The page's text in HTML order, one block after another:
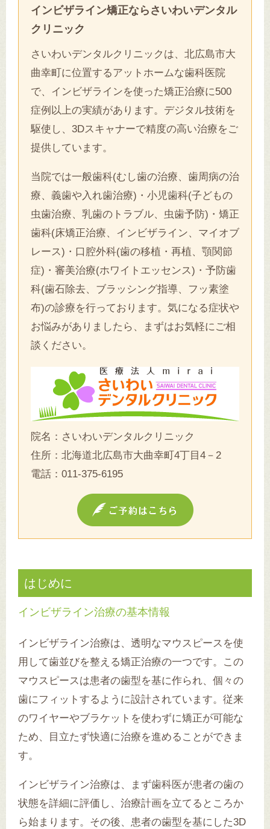
インビザライン矯正ならさいわいデンタル
クリニック
さいわいデンタルクリニックは、北広島市大
曲幸町に位置するアットホームな歯科医院
で、インビザラインを使った矯正治療に500
症例以上の実績があります。デジタル技術を
駆使し、3Dスキャナーで精度の高い治療をご
提供しています。
当院では一般歯科(むし歯の治療、歯周病の治
療、義歯や入れ歯治療)・小児歯科(子どもの
虫歯治療、乳歯のトラブル、虫歯予防)・矯正
歯科(床矯正治療、インビザライン、マイオブ
レース)・口腔外科(歯の移植・再植、顎関節
症)・審美治療(ホワイトエッセンス)・予防歯
科(歯石除去、ブラッシング指導、フッ素塗
布)の診療を行っております。気になる症状や
お悩みがありましたら、まずはお気軽にご相
談ください。
院名：さいわいデンタルクリニック
住所：北海道北広島市大曲幸町4丁目4－2
電話： 011-375-6195
はじめに
インビザライン治療の基本情報
インビザライン治療は、透明なマウスピースを使
用して歯並びを整える矯正治療の一つです。この
マウスピースは患者の歯型を基に作られ、個々の
歯にフィットするように設計されています。従来
のワイヤーやブラケットを使わずに矯正が可能な
ため、目立たず快適に治療を進めることができま
す。
インビザライン治療は、まず歯科医が患者の歯の
状態を詳細に評価し、治療計画を立てるところか
ら始まります。その後、患者の歯型を基にした3D